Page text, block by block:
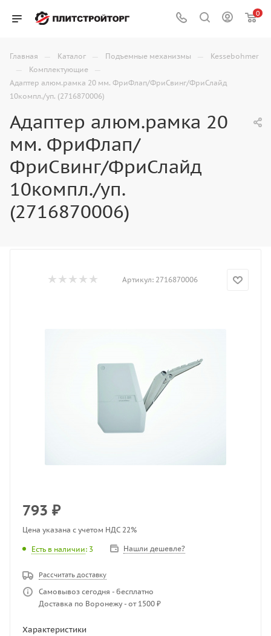
0
Главная — Каталог — Подъемные механизмы — Kessebohmer
— Комплектующие —
Адаптер алюм.рамка 20 мм. ФриФлап/ФриСвинг/ФриСлайд
10компл./уп. (2716870006)
Адаптер алюм.рамка 20
мм. ФриФлап/
ФриСвинг/ФриСлайд
10компл./уп.
(2716870006)
Артикул: 2716870006
793 ₽
Цена указана с учетом НДС 22%
Есть в наличии: 3 Нашли дешевле?
Рассчитать доставку
Самовывоз сегодня - бесплатно
Доставка по Воронежу - от 1500 ₽
Характеристики